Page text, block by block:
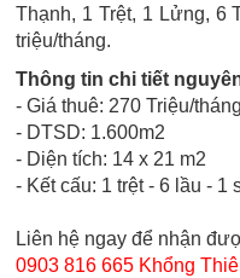
Thạnh, 1 Trệt, 1 Lửng, 6
triệu/tháng.
Thông tin chi tiết
- Giá thuê: 270 Triệu/tháng
- DTSD: 1.600m2
- Diện tích: 14 x 21 m2
- Kết cấu: 1 trệt - 6 lầu - 1
Liên hệ ngay để nhận
0903 816 665 Khổng